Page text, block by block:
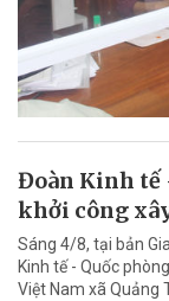
Đoàn Kinh tế
khởi công
Sáng 4/8, tại bản
Kinh tế - Quốc
Việt Nam xã Quảng